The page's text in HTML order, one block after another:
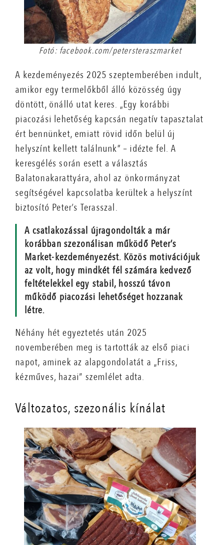
Fotó: facebook.com/petersteraszmarket
A kezdeményezés 2025 szeptemberében indult,
amikor egy termelőkből álló közösség úgy
döntött, önálló utat keres. „Egy korábbi
piacozási lehetőség kapcsán negatív tapasztalat
ért bennünket, emiatt rövid időn belül új
helyszínt kellett találnunk” – idézte fel. A
keresgélés során esett a választás
Balatonakarattyára, ahol az önkormányzat
segítségével kapcsolatba kerültek a helyszínt
biztosító Peter’s Terasszal.
A csatlakozással újragondolták a már
korábban szezonálisan működő Peter’s
Market-kezdeményezést. Közös motivációjuk
az volt, hogy mindkét fél számára kedvező
feltételekkel egy stabil, hosszú távon
működő piacozási lehetőséget hozzanak
létre.
Néhány hét egyeztetés után 2025
novemberében meg is tartották az első piaci
napot, aminek az alapgondolatát a „Friss,
kézműves, hazai” szemlélet adta.
Változatos, szezonális kínálat